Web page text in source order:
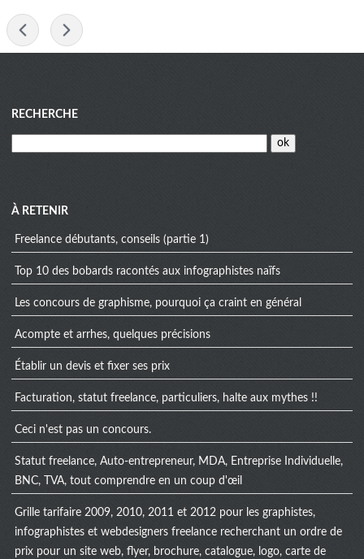
RECHERCHE
À RETENIR
Freelance débutants, conseils (partie 1)
Top 10 des bobards racontés aux infographistes naïfs
Les concours de graphisme, pourquoi ça craint en général
Acompte et arrhes, quelques précisions
Établir un devis et fixer ses prix
Facturation, statut freelance, particuliers, halte aux mythes !!
Ceci n'est pas un concours.
Statut freelance, Auto-entrepreneur, MDA, Entreprise Individuelle,
BNC, TVA, tout comprendre en un coup d'œil
Grille tarifaire 2009, 2010, 2011 et 2012 pour les graphistes,
infographistes et webdesigners freelance recherchant un ordre de
prix pour un site web, flyer, brochure, catalogue, logo, carte de